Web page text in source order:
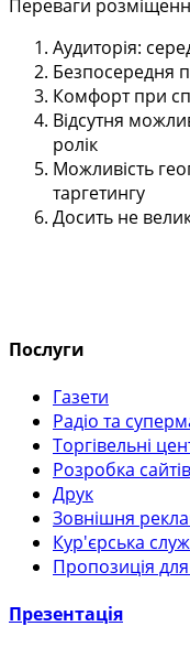
Переваги
Аудиторія:
Безпосередня
Комфорт при
Відсутня
ролік
Можливість
таргетингу
Досить не
Послуги
Газети
Радіо та
Торгівельні
Розробка сайтів
Друк
Зовнішня
Кур'єрська
Пропозиція
Презентація